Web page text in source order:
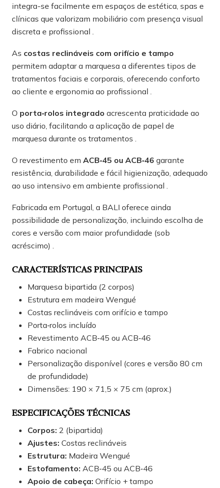
integra-se facilmente em espaços de estética, spas e
clínicas que valorizam mobiliário com presença visual
discreta e profissional .
As costas reclináveis com orifício e tampo
permitem adaptar a marquesa a diferentes tipos de
tratamentos faciais e corporais, oferecendo conforto
ao cliente e ergonomia ao profissional .
O porta‑rolos integrado acrescenta praticidade ao
uso diário, facilitando a aplicação de papel de
marquesa durante os tratamentos .
O revestimento em ACB‑45 ou ACB‑46 garante
resistência, durabilidade e fácil higienização, adequado
ao uso intensivo em ambiente profissional .
Fabricada em Portugal, a BALI oferece ainda
possibilidade de personalização, incluindo escolha de
cores e versão com maior profundidade (sob
acréscimo) .
CARACTERÍSTICAS PRINCIPAIS
Marquesa bipartida (2 corpos)
Estrutura em madeira Wengué
Costas reclináveis com orifício e tampo
Porta‑rolos incluído
Revestimento ACB‑45 ou ACB‑46
Fabrico nacional
Personalização disponível (cores e versão 80 cm
de profundidade)
Dimensões: 190 × 71,5 × 75 cm (aprox.)
ESPECIFICAÇÕES TÉCNICAS
Corpos: 2 (bipartida)
Ajustes: Costas reclináveis
Estrutura: Madeira Wengué
Estofamento: ACB‑45 ou ACB‑46
Apoio de cabeça: Orifício + tampo